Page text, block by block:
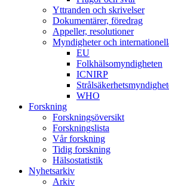
Yttranden och skrivelser
Dokumentärer, föredrag
Appeller, resolutioner
Myndigheter och
EU
Folkhälsomyndigheten
ICNIRP
WHO
Forskning
Forskningsöversikt
Forskningslista
Vår forskning
Tidig forskning
Hälsostatistik
Nyhetsarkiv
Arkiv